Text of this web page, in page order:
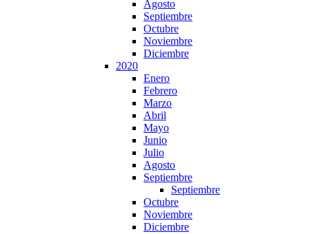
Agosto
Septiembre
Octubre
Noviembre
Diciembre
2020
Enero
Febrero
Marzo
Abril
Mayo
Junio
Julio
Agosto
Septiembre
Septiembre
Octubre
Noviembre
Diciembre